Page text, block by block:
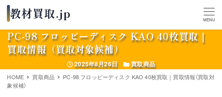
MENU
PC-98 フロッピーディスク KAO 40枚買取｜
買取情報（買取対象候補）
投稿日
2025年8月26日 カテゴリー
買取商品
HOME 買取商品
PC-98 フロッピーディスク KAO 40枚買取｜買取情報（買取対
象候補）